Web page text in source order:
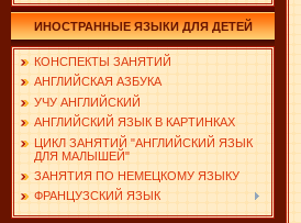
ИНОСТРАННЫЕ ЯЗЫКИ ДЛЯ ДЕТЕЙ
КОНСПЕКТЫ ЗАНЯТИЙ
АНГЛИЙСКАЯ АЗБУКА
УЧУ АНГЛИЙСКИЙ
АНГЛИЙСКИЙ ЯЗЫК В КАРТИНКАХ
ЦИКЛ ЗАНЯТИЙ "АНГЛИЙСКИЙ ЯЗЫК
ДЛЯ МАЛЫШЕЙ"
ЗАНЯТИЯ ПО НЕМЕЦКОМУ ЯЗЫКУ
ФРАНЦУЗСКИЙ ЯЗЫК